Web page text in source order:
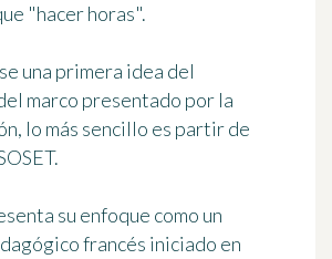
"hacer horas".
una primera idea del
marco presentado por la
lo más sencillo es partir de
su enfoque como un
francés iniciado en